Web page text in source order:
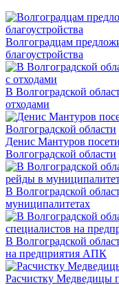
Волгоградцам
благоустройства
В Волгоградской
отходами
Денис Мантуров
Волгоградской области
В Волгоградской
муниципалитетах
В Волгоградской
на предприятия АПК
Расчистку Медведицы